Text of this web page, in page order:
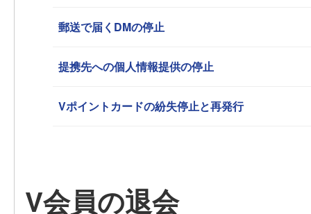
郵送で届くDMの停止
提携先への個人情報提供の停止
Vポイントカードの紛失停止と再発行
V会員の退会